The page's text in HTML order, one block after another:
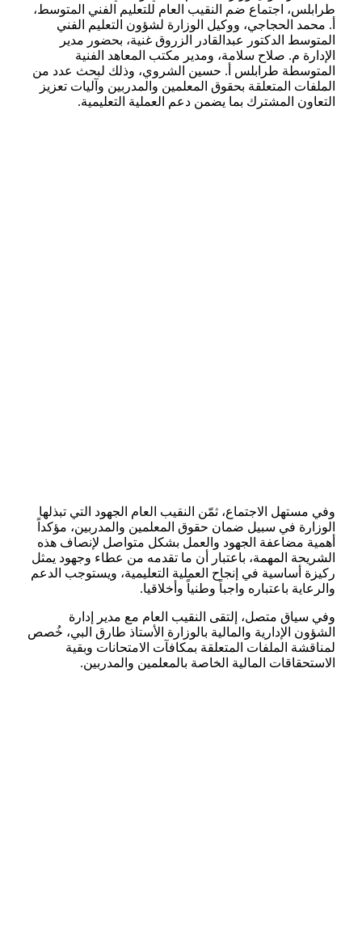
طرابلس، اجتماع ضم النقيب العام للتعليم الفني المتوسط،
أ. محمد الحجاجي، ووكيل الوزارة لشؤون التعليم الفني
المتوسط الدكتور عبدالقادر الزروق غنية، بحضور مدير
الإدارة م. صلاح سلامة، ومدير مكتب المعاهد الفنية
المتوسطة طرابلس أ. حسين الشروي، وذلك لبحث عدد من
الملفات المتعلقة بحقوق المعلمين والمدربين وآليات تعزيز
التعاون المشترك بما يضمن دعم العملية التعليمية.
وفي مستهل الاجتماع، ثمّن النقيب العام الجهود التي تبذلها
الوزارة في سبيل ضمان حقوق المعلمين والمدربين، مؤكداً
أهمية مضاعفة الجهود والعمل بشكل متواصل لإنصاف هذه
الشريحة المهمة، باعتبار أن ما تقدمه من عطاء وجهود يمثل
ركيزة أساسية في إنجاح العملية التعليمية، ويستوجب الدعم
والرعاية باعتباره واجباً وطنياً وأخلاقيا.
وفي سياق متصل، إلتقى النقيب العام مع مدير إدارة
الشؤون الإدارية والمالية بالوزارة الأستاذ طارق البي، خُصص
لمناقشة الملفات المتعلقة بمكافآت الامتحانات وبقية
الاستحقاقات المالية الخاصة بالمعلمين والمدربين.